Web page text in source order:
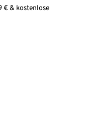
€ & kostenlose